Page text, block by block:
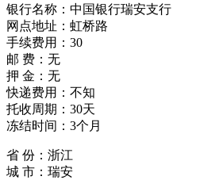
银行名称：中国银行瑞安支行
网点地址：虹桥路
手续费用：30
邮 费：无
押 金：无
快递费用：不知
托收周期：30天
冻结时间：3个月
省 份：浙江
城 市：瑞安